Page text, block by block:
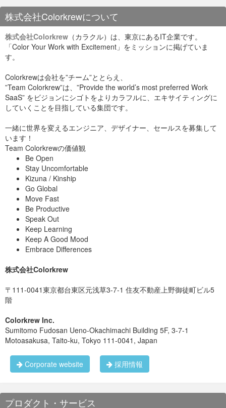
株式会社Colorkrewについて
株式会社Colorkrew （カラクル）は、東京にあるIT企業です。
「Color Your Work with Excitement」をミッションに掲げていま
す。
Colorkrewは会社を”チーム”ととらえ、
”Team Colorkrew”は、”Provide the world’s most preferred Work
SaaS” をビジョンにシゴトをよりカラフルに、エキサイティングに
していくことを目指している集団です。
一緒に世界を変えるエンジニア、デザイナー、セールスを募集して
います！
Team Colorkrewの価値観
Be Open
Stay Uncomfortable
Kizuna / Kinship
Go Global
Move Fast
Be Productive
Speak Out
Keep Learning
Keep A Good Mood
Embrace Differences
株式会社Colorkrew
〒111-0041東京都台東区元浅草3-7-1 住友不動産上野御徒町ビル5
階
Colorkrew Inc.
Sumitomo Fudosan Ueno-Okachimachi Building 5F, 3-7-1
Motoasakusa, Taito-ku, Tokyo 111-0041, Japan
Corporate website 採用情報
プロダクト・サービス